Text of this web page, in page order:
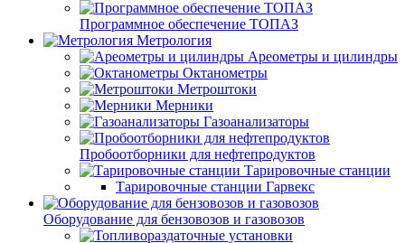
Программное обеспечение ТОПАЗ
Метрология
Ареометры и цилиндры
Октанометры
Метроштоки
Мерники
Газоанализаторы
Пробоотборники для нефтепродуктов
Тарировочные станции
Тарировочные станции Гарвекс
Оборудование для бензовозов и газовозов